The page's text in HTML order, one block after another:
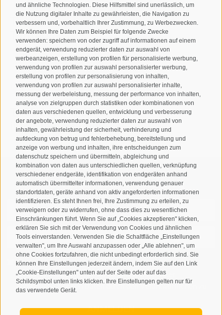
und ähnliche Technologien. Diese Hilfsmittel sind unerlässlich, um
die Nutzung digitaler Inhalte zu gewährleisten, die Navigation zu
verbessern und, vorbehaltlich Ihrer Zustimmung, zu Werbezwecken.
Wir können Ihre Daten zum Beispiel für folgende Zwecke
verwenden: speichern von oder zugriff auf informationen auf einem
endgerät, verwendung reduzierter daten zur auswahl von
werbeanzeigen, erstellung von profilen für personalisierte werbung,
verwendung von profilen zur auswahl personalisierter werbung,
erstellung von profilen zur personalisierung von inhalten,
verwendung von profilen zur auswahl personalisierter inhalte,
messung der werbeleistung, messung der performance von inhalten,
analyse von zielgruppen durch statistiken oder kombinationen von
daten aus verschiedenen quellen, entwicklung und verbesserung
der angebote, verwendung reduzierter daten zur auswahl von
inhalten, gewährleistung der sicherheit, verhinderung und
aufdeckung von betrug und fehlerbehebung, bereitstellung und
anzeige von werbung und inhalten, ihre entscheidungen zum
datenschutz speichern und übermitteln, abgleichung und
kombination von daten aus unterschiedlichen quellen, verknüpfung
verschiedener endgeräte, identifikation von endgeräten anhand
automatisch übermittelter informationen, verwendung genauer
standortdaten, geräte anhand von aktiv angeforderten informationen
identifizieren. Es steht Ihnen frei, Ihre Zustimmung zu erteilen, zu
verweigern oder zu widerrufen, ohne dass dies zu wesentlichen
Einschränkungen führt. Wenn Sie auf „Cookies akzeptieren" klicken,
erklären Sie sich mit der Verwendung von Cookies und ähnlichen
Tools einverstanden. Verwenden Sie die Schaltfläche „Einstellungen
verwalten", um Ihre Auswahl anzupassen oder „Alle ablehnen", um
ohne Cookies fortzufahren, die nicht unbedingt erforderlich sind. Sie
können Ihre Einstellungen jederzeit ändern, indem Sie auf den Link
„Cookie-Einstellungen" unten auf der Seite oder auf das
Schildsymbol unten links klicken. Ihre Einstellungen gelten nur für
das verwendete Gerät.
Tourismusverein Sand in
Taufers
Josef-Jungmann-Str. 8
I-39032 Sand in Taufers
MWSt.-Nr: 00518320213
T+39 0474 678076
info@taufers.com
Newsletteranmeldung
Ich habe dieDatenschutzbestimmungengelesen und
verstanden und stimme der Verarbeitung meiner
personenbezogenen Daten durch den Verantwortlichen zu
ANMELDEN